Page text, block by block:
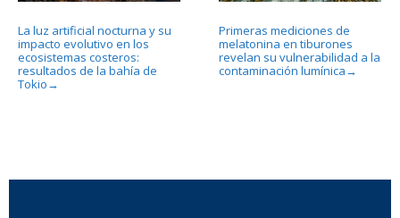
La luz artificial nocturna y su
impacto evolutivo en los
ecosistemas costeros:
resultados de la bahía de
Tokio →
Primeras mediciones de
melatonina en tiburones
revelan su vulnerabilidad a la
contaminación lumínica →